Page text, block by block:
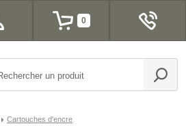
0
Cartouches d'encre